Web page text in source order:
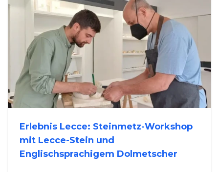
Erlebnis Lecce: Steinmetz-Workshop
mit Lecce-Stein und
Englischsprachigem Dolmetscher